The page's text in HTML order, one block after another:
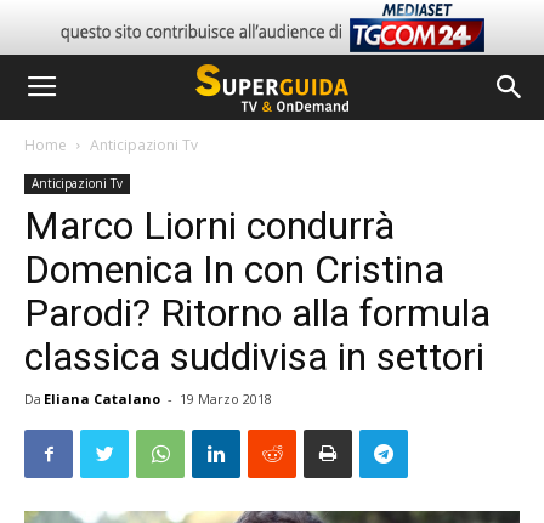
Home Anticipazioni Tv
Anticipazioni Tv
Marco Liorni condurrà
Domenica In con Cristina
Parodi? Ritorno alla formula
classica suddivisa in settori
Da Eliana Catalano - 19 Marzo 2018